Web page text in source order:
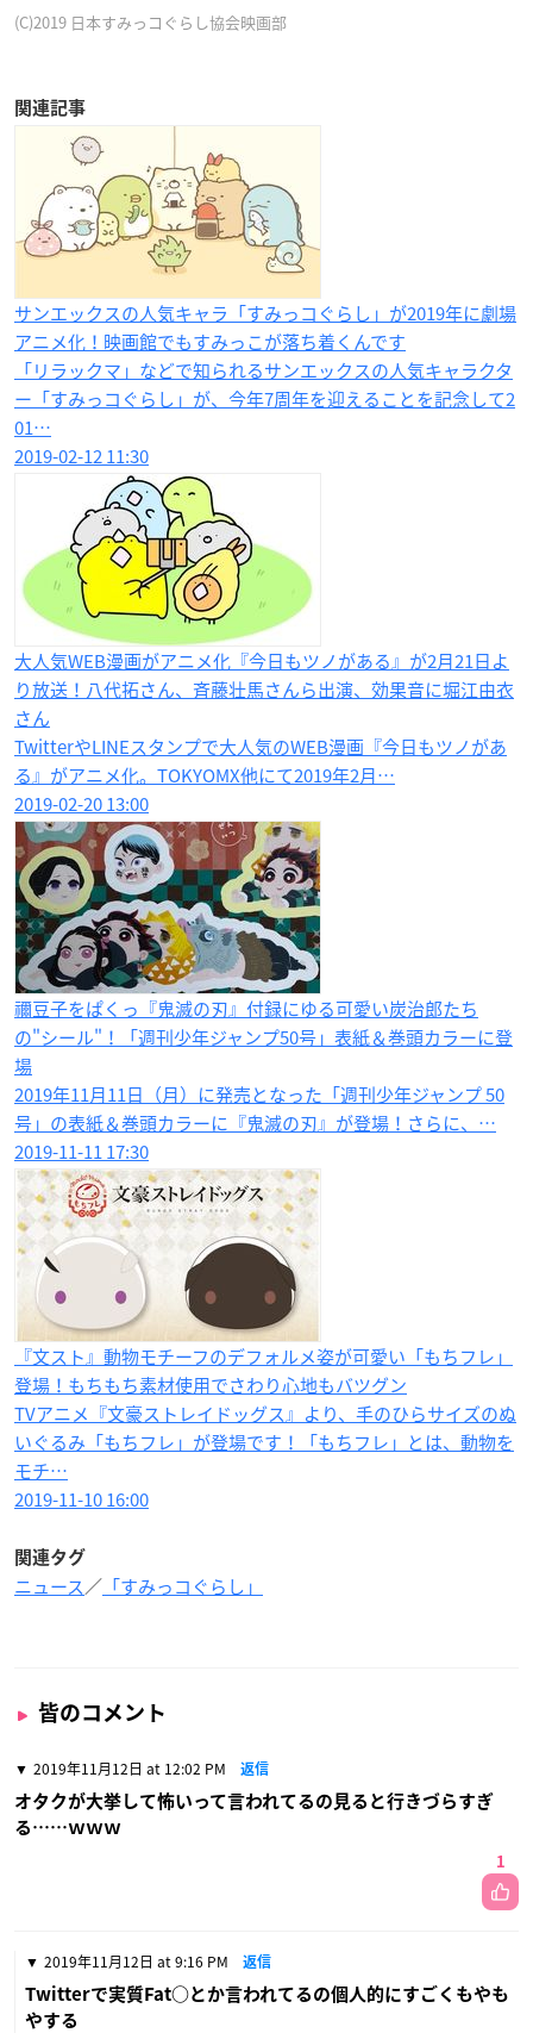
(C)2019 日本すみっコぐらし協会映画部
関連記事
サンエックスの人気キャラ「すみっコぐらし」が2019年に劇場
アニメ化！映画館でもすみっこが落ち着くんです
「リラックマ」などで知られるサンエックスの人気キャラクタ
ー「すみっコぐらし」が、今年7周年を迎えることを記念して2
01…
2019-02-12 11:30
大人気WEB漫画がアニメ化『今日もツノがある』が2月21日よ
り放送！八代拓さん、斉藤壮馬さんら出演、効果音に堀江由衣
さん
TwitterやLINEスタンプで大人気のWEB漫画『今日もツノがあ
る』がアニメ化。TOKYOMX他にて2019年2月…
2019-02-20 13:00
禰豆子をぱくっ『鬼滅の刃』付録にゆる可愛い炭治郎たち
の"シール"！「週刊少年ジャンプ50号」表紙＆巻頭カラーに登
場
2019年11月11日（月）に発売となった「週刊少年ジャンプ 50
号」の表紙＆巻頭カラーに『鬼滅の刃』が登場！さらに、…
2019-11-11 17:30
『文スト』動物モチーフのデフォルメ姿が可愛い「もちフレ」
登場！もちもち素材使用でさわり心地もバツグン
TVアニメ『文豪ストレイドッグス』より、手のひらサイズのぬ
いぐるみ「もちフレ」が登場です！「もちフレ」とは、動物を
モチ…
2019-11-10 16:00
関連タグ
ニュース／ 「すみっコぐらし」
皆のコメント
2019年11月12日 at 12:02 PM 返信
オタクが大挙して怖いって言われてるの見ると行きづらすぎ
る……ｗｗｗ
1
2019年11月12日 at 9:16 PM 返信
Twitterで実質Fat○とか言われてるの個人的にすごくもやも
やする